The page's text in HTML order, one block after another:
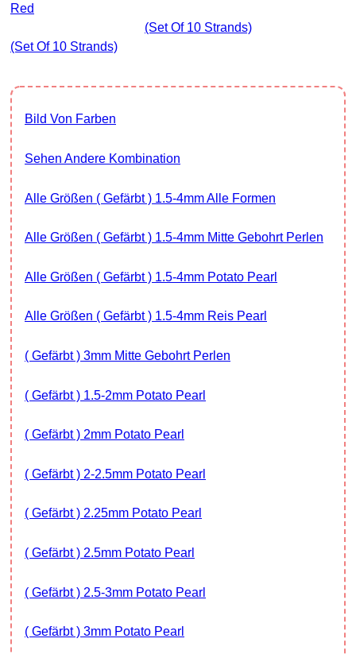
Red
(set Of 10 Strands)
(set Of 10 Strands)
Bild Von Farben
Sehen Andere Kombination
Alle Größen ( Gefärbt ) 1.5-4mm Alle Formen
Alle Größen ( Gefärbt ) 1.5-4mm Mitte Gebohrt Perlen
Alle Größen ( Gefärbt ) 1.5-4mm Potato Pearl
Alle Größen ( Gefärbt ) 1.5-4mm Reis Pearl
( Gefärbt ) 3mm Mitte Gebohrt Perlen
( Gefärbt ) 1.5-2mm Potato Pearl
( Gefärbt ) 2mm Potato Pearl
( Gefärbt ) 2-2.5mm Potato Pearl
( Gefärbt ) 2.25mm Potato Pearl
( Gefärbt ) 2.5mm Potato Pearl
( Gefärbt ) 2.5-3mm Potato Pearl
( Gefärbt ) 3mm Potato Pearl